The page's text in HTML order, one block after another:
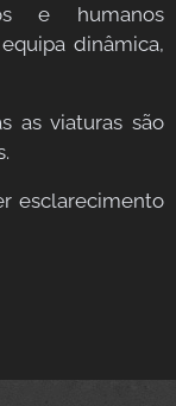
e humanos
dinâmica,
as viaturas são
esclarecimento